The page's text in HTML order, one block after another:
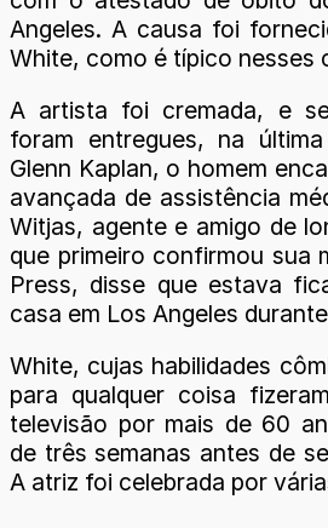
Angeles. A causa foi
White, como é típico nesses
A artista foi cremada, e
foram entregues, na
Glenn Kaplan, o homem
avançada de assistência
Witjas, agente e amigo de
que primeiro confirmou sua
Press, disse que estava
casa em Los Angeles
White, cujas habilidades
para qualquer coisa
televisão por mais de 60
de três semanas antes de
A atriz foi celebrada por